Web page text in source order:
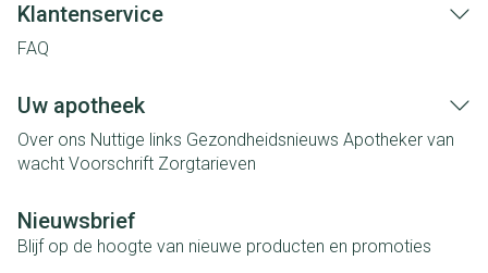
Klantenservice
FAQ
Uw apotheek
Over ons Nuttige links Gezondheidsnieuws Apotheker van
wacht Voorschrift Zorgtarieven
Nieuwsbrief
Blijf op de hoogte van nieuwe producten en promoties